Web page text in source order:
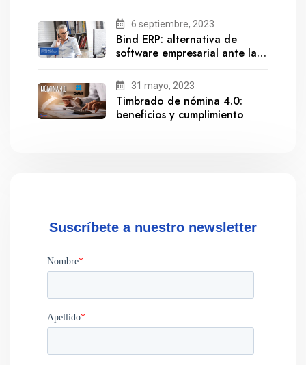
6 septiembre, 2023
Bind ERP: alternativa de
software empresarial ante la
31 mayo, 2023
Timbrado de nómina 4.0:
beneficios y cumplimiento
Suscríbete a nuestro newsletter